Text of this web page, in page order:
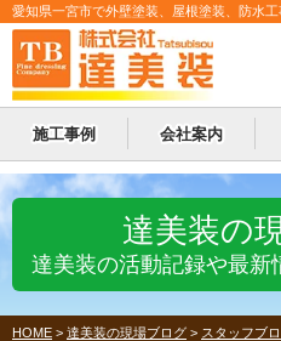
愛知県一宮市で外壁塗装、屋根塗装、防水
施工事例 会社案内
達美装の
達美装の活動記録や最新
HOME > 達美装の現場ブログ > スタッフブ